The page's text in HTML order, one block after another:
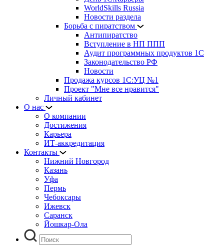
WorldSkills Russia
Новости раздела
Борьба с пиратством
Антипиратство
Вступление в НП ППП
Аудит программных продуктов 1С
Законодательство РФ
Новости
Продажа курсов 1С:УЦ №1
Проект "Мне все нравится"
Личный кабинет
О нас
О компании
Достижения
Карьера
ИТ-аккредитация
Контакты
Нижний Новгород
Казань
Уфа
Пермь
Чебоксары
Ижевск
Саранск
Йошкар-Ола